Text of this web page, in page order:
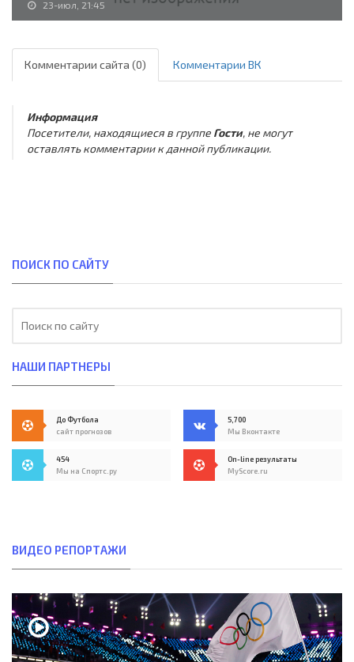
23-июл, 21:45
Комментарии сайта (0) Комментарии ВК
Информация
Посетители, находящиеся в группе Гости, не могут
оставлять комментарии к данной публикации.
ПОИСК ПО САЙТУ
НАШИ ПАРТНЕРЫ
До Футбола
сайт прогнозов
5,700
Мы Вконтакте
454
Мы на Спортс.ру
On-line результаты
MyScore.ru
ВИДЕО РЕПОРТАЖИ